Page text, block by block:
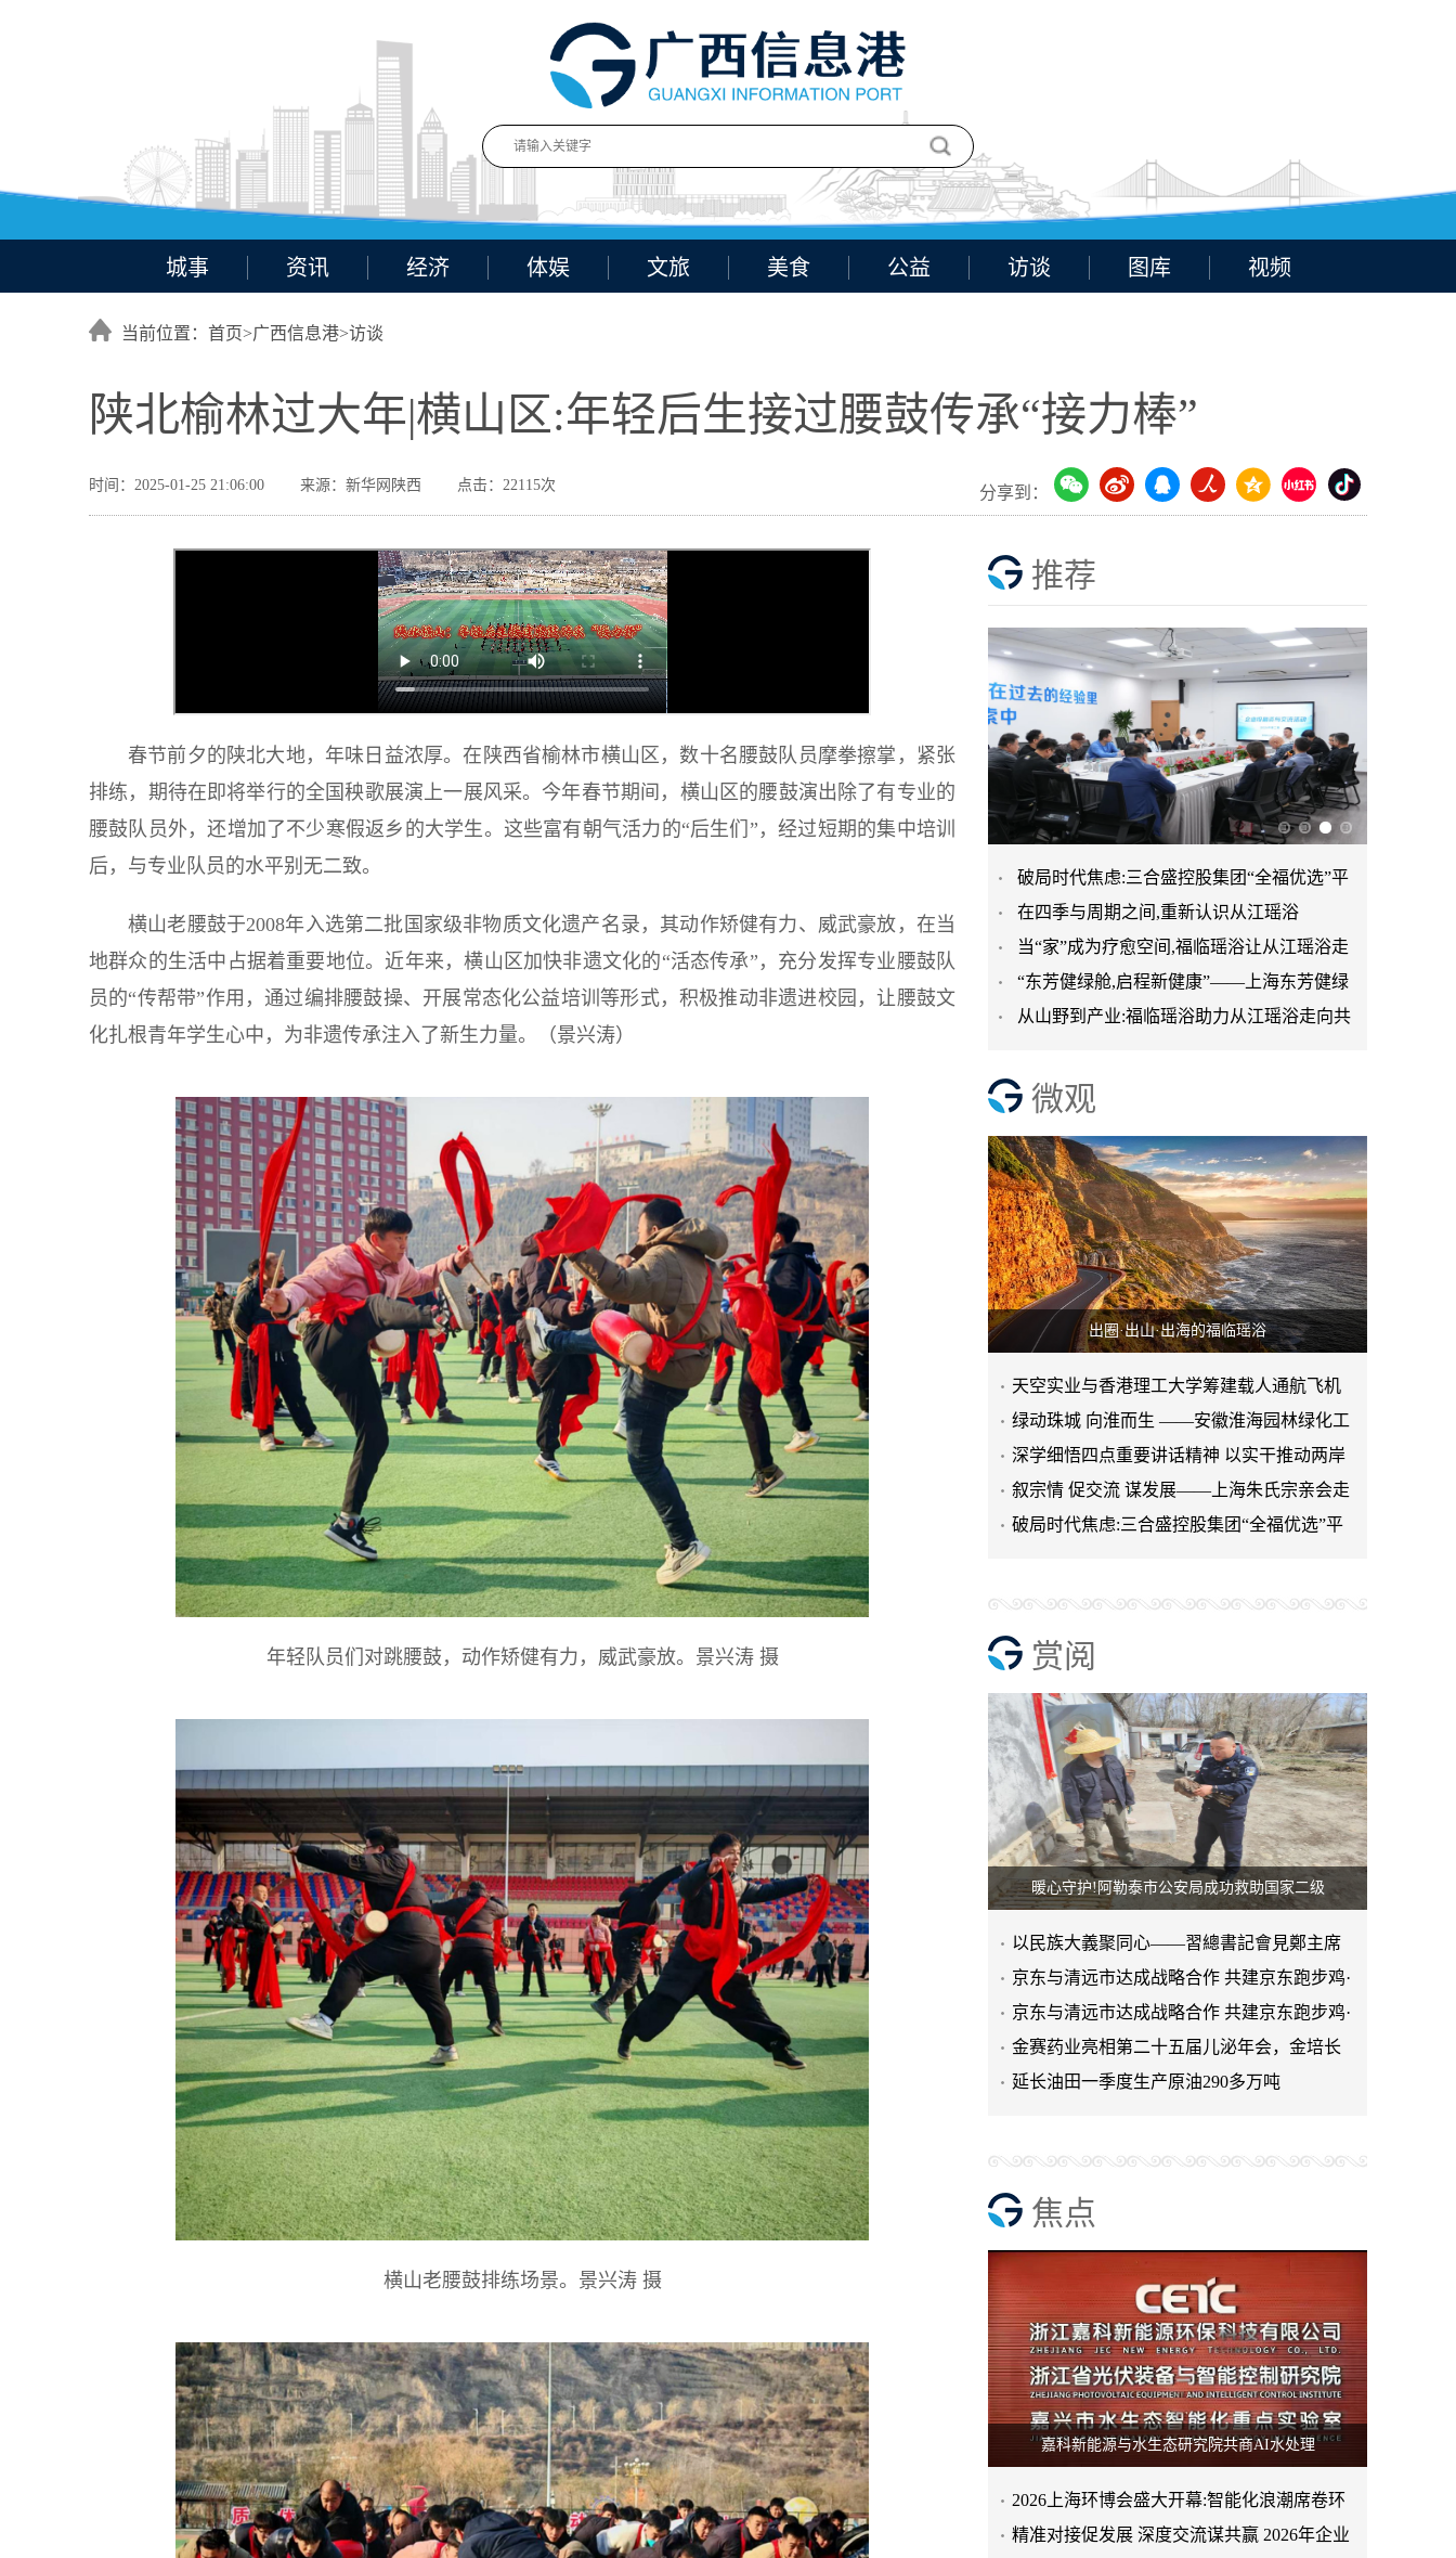
城事 资讯 经济 体娱 文旅 美食 公益 访谈 图库 视频
当前位置：首页>广西信息港>访谈
陕北榆林过大年|横山区:年轻后生接过腰鼓传承“接力棒”
时间：2025-01-25 21:06:00 来源：新华网陕西 点击：22115次 分享到：
春节前夕的陕北大地，年味日益浓厚。在陕西省榆林市横山区，数十名腰鼓队员摩拳擦掌，紧张
排练，期待在即将举行的全国秧歌展演上一展风采。今年春节期间，横山区的腰鼓演出除了有专业的
腰鼓队员外，还增加了不少寒假返乡的大学生。这些富有朝气活力的“后生们”，经过短期的集中培训
后，与专业队员的水平别无二致。
横山老腰鼓于2008年入选第二批国家级非物质文化遗产名录，其动作矫健有力、威武豪放，在当
地群众的生活中占据着重要地位。近年来，横山区加快非遗文化的“活态传承”，充分发挥专业腰鼓队
员的“传帮带”作用，通过编排腰鼓操、开展常态化公益培训等形式，积极推动非遗进校园，让腰鼓文
化扎根青年学生心中，为非遗传承注入了新生力量。（景兴涛）
年轻队员们对跳腰鼓，动作矫健有力，威武豪放。景兴涛 摄
横山老腰鼓排练场景。景兴涛 摄
推荐
破局时代焦虑:三合盛控股集团“全福优选”平
台正式启航
在四季与周期之间,重新认识从江瑶浴
当“家”成为疗愈空间,福临瑶浴让从江瑶浴走
进日常生活
“东芳健绿舱,启程新健康”——上海东芳健绿
AI智能养身舱品牌发
从山野到产业:福临瑶浴助力从江瑶浴走向共
微观
出圈·出山·出海的福临瑶浴
天空实业与香港理工大学筹建载人通航飞机
研究院
绿动珠城 向淮而生 ——安徽淮海园林绿化工
程有限公司发展纪实
深学细悟四点重要讲话精神 以实干推动两岸
融合发展
叙宗情 促交流 谋发展——上海朱氏宗亲会走
进上海晨烨家具有限公
破局时代焦虑:三合盛控股集团“全福优选”平
赏阅
暖心守护!阿勒泰市公安局成功救助国家二级
以民族大義聚同心——習總書記會見鄭主席
提出兩岸關系四點重要意
京东与清远市达成战略合作 共建京东跑步鸡·
清远鸡标准体系
京东与清远市达成战略合作 共建京东跑步鸡·
清远鸡标准体系
金赛药业亮相第二十五届儿泌年会，金培长
效生长激素成临床优选
延长油田一季度生产原油290多万吨
焦点
嘉科新能源与水生态研究院共商AI水处理
2026上海环博会盛大开幕:智能化浪潮席卷环
保产业
精准对接促发展 深度交流谋共赢 2026年企业